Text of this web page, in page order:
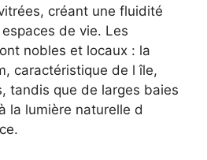
créant une fluidité
de vie. Les
nobles et locaux : la
caractéristique de l île,
tandis que de larges baies
la lumière naturelle d